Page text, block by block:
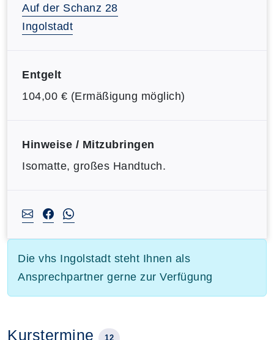
Auf der Schanz 28
Ingolstadt
Entgelt
104,00 € (Ermäßigung möglich)
Hinweise / Mitzubringen
Isomatte, großes Handtuch.
Die vhs Ingolstadt steht Ihnen als
Ansprechpartner gerne zur Verfügung
Kurstermine 12